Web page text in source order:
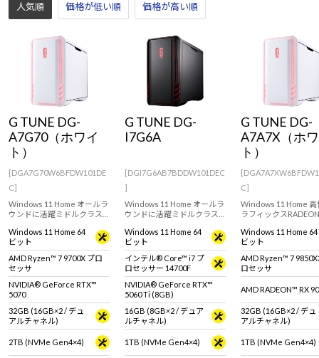
人気順 価格が低い順 価格が高い順
G TUNE DG-
A7G70（ホワイ
ト）
[DGA7G70W6BFDW101DE
C]
Windows 11 Home オールラ
ウンドに活躍ミドルクラス
RTX 5070 & AMD Ryzen 7
9700X 搭載。 ※モニタ・マ
ウス・キーボードは別売り
です。
Windows 11 Home 64
ビット
AMD Ryzen™ 7 9700X プロ
セッサ
NVIDIA® GeForce RTX™
5070
32GB (16GB×2 / デュ
アルチャネル)
2TB (NVMe Gen4×4)
G TUNE DG-
I7G6A
[DGI7G6AB7BDDW101DEC
]
Windows 11 Home オールラ
ウンドに活躍ミドルクラス
RTX 5060 Ti (8GB) & インテ
ル Core i7 プロセッサー
14700F 搭載。 ※モニタ・マ
ウス・キーボードは別売り
です。
Windows 11 Home 64
ビット
インテル® Core™ i7 プ
ロセッサー 14700F
NVIDIA® GeForce RTX™
5060 Ti (8GB)
16GB (8GB×2 / デュア
ルチャネル)
1TB (NVMe Gen4×4)
G TUNE DG-
A7A7X（ホ
ト）
C]
Windows 11 Home 高
ラフィックス
グPC。快適なゲーム
におすすめです。※
マウス・キーボード
りです。
Windows 11 Home 64
ビット
AMD Ryzen™ 7
ロセッサ
AMD RADEON™ RX
32GB (16GB×2 / デュ
アルチャネル)
1TB (NVMe Gen4×4)